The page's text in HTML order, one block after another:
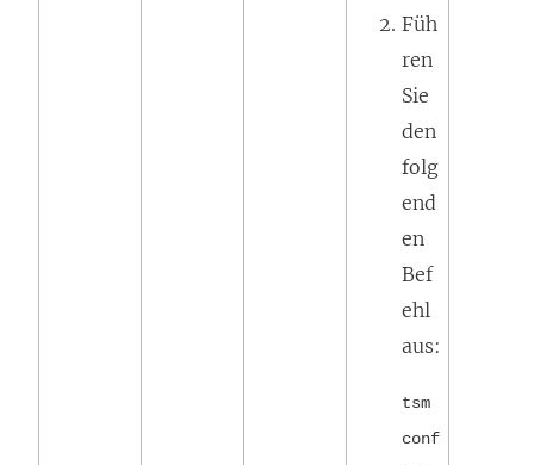
Füh
ren
Sie
den
folg
end
en
Bef
ehl
aus:
tsm
conf